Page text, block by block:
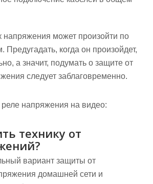
напряжения может произойти по
когда он произойдет,
а значит, подумать о защите от
следует заблаговременно.
напряжения на видео:
технику от
вариант защиты от
домашней сети и